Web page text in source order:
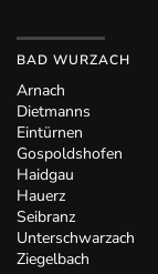
BAD WURZACH
Arnach
Dietmanns
Eintürnen
Gospoldshofen
Haidgau
Hauerz
Seibranz
Unterschwarzach
Ziegelbach